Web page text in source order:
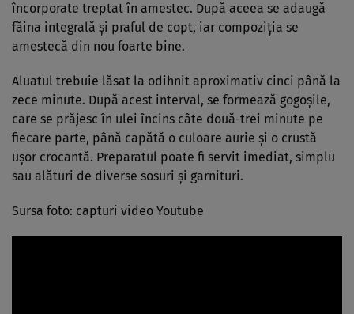
încorporate treptat în amestec. După aceea se adaugă
făina integrală și praful de copt, iar compoziția se
amestecă din nou foarte bine.
Aluatul trebuie lăsat la odihnit aproximativ cinci până la
zece minute. După acest interval, se formează gogoșile,
care se prăjesc în ulei încins câte două-trei minute pe
fiecare parte, până capătă o culoare aurie și o crustă
ușor crocantă. Preparatul poate fi servit imediat, simplu
sau alături de diverse sosuri și garnituri.
Sursa foto: capturi video Youtube